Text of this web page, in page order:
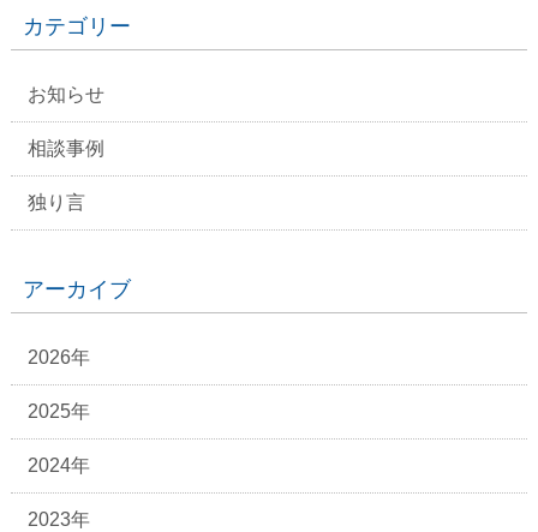
カテゴリー
お知らせ
相談事例
独り言
アーカイブ
2026年
2025年
2024年
2023年